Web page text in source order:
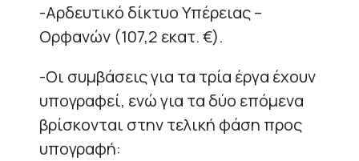
-Αρδευτικό δίκτυο Υπέρειας –
Ορφανών (107,2 εκατ. €).
-Οι συμβάσεις για τα τρία έργα έχουν
υπογραφεί, ενώ για τα δύο επόμενα
βρίσκονται στην τελική φάση προς
υπογραφή: